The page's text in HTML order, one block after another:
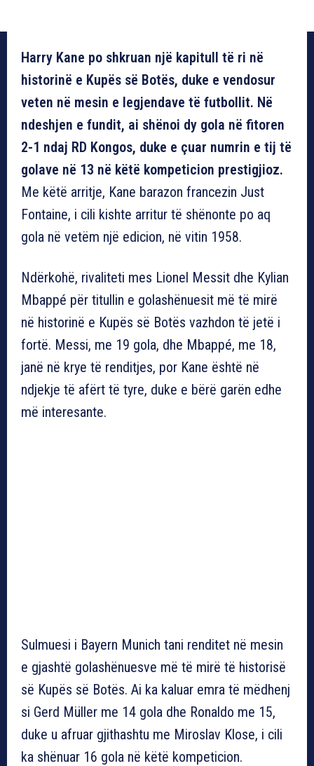
Harry Kane po shkruan një kapitull të ri në
historinë e Kupës së Botës, duke e vendosur
veten në mesin e legjendave të futbollit. Në
ndeshjen e fundit, ai shënoi dy gola në fitoren
2-1 ndaj RD Kongos, duke e çuar numrin e tij të
golave në 13 në këtë kompeticion prestigjioz.
Me këtë arritje, Kane barazon francezin Just
Fontaine, i cili kishte arritur të shënonte po aq
gola në vetëm një edicion, në vitin 1958.
Ndërkohë, rivaliteti mes Lionel Messit dhe Kylian
Mbappé për titullin e golashënuesit më të mirë
në historinë e Kupës së Botës vazhdon të jetë i
fortë. Messi, me 19 gola, dhe Mbappé, me 18,
janë në krye të renditjes, por Kane është në
ndjekje të afërt të tyre, duke e bërë garën edhe
më interesante.
Sulmuesi i Bayern Munich tani renditet në mesin
e gjashtë golashënuesve më të mirë të historisë
së Kupës së Botës. Ai ka kaluar emra të mëdhenj
si Gerd Müller me 14 gola dhe Ronaldo me 15,
duke u afruar gjithashtu me Miroslav Klose, i cili
ka shënuar 16 gola në këtë kompeticion.